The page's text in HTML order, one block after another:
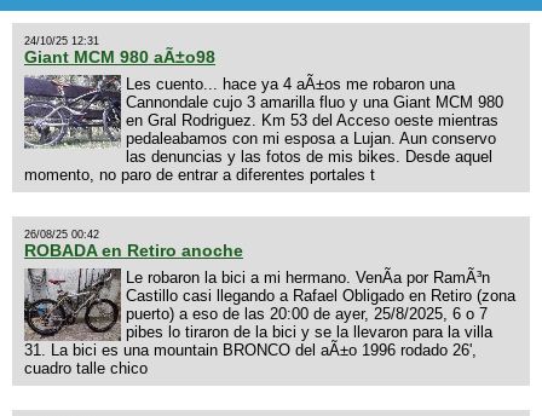
24/10/25 12:31
Giant MCM 980 aÃ±o98
Les cuento... hace ya 4 aÃ±os me robaron una
Cannondale cujo 3 amarilla fluo y una Giant MCM 980
en Gral Rodriguez. Km 53 del Acceso oeste mientras
pedaleabamos con mi esposa a Lujan. Aun conservo
las denuncias y las fotos de mis bikes. Desde aquel
momento, no paro de entrar a diferentes portales t
26/08/25 00:42
ROBADA en Retiro anoche
Le robaron la bici a mi hermano. VenÃ­a por RamÃ³n
Castillo casi llegando a Rafael Obligado en Retiro (zona
puerto) a eso de las 20:00 de ayer, 25/8/2025, 6 o 7
pibes lo tiraron de la bici y se la llevaron para la villa
31. La bici es una mountain BRONCO del aÃ±o 1996 rodado 26',
cuadro talle chico